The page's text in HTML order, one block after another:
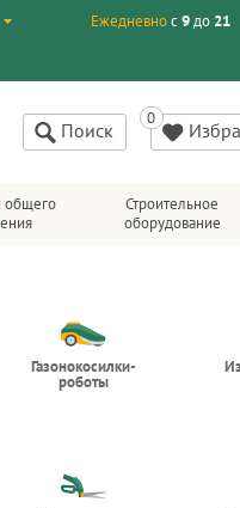
Ежедневнос9до 21
Поиск
общего
Строительное
оборудование
Газонокосилки-
роботы